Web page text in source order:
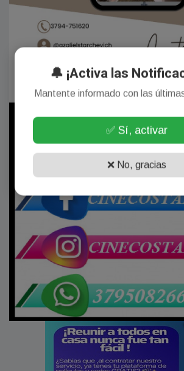
🔔 ¡Activa las
Mantente informado con las
✅ Sí, activar
❌ No, gracias